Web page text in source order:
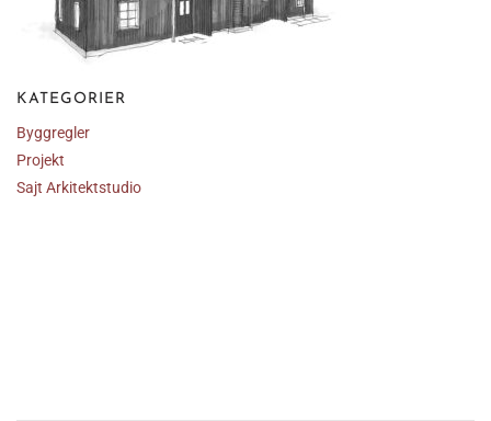
KATEGORIER
Byggregler
Projekt
Sajt Arkitektstudio